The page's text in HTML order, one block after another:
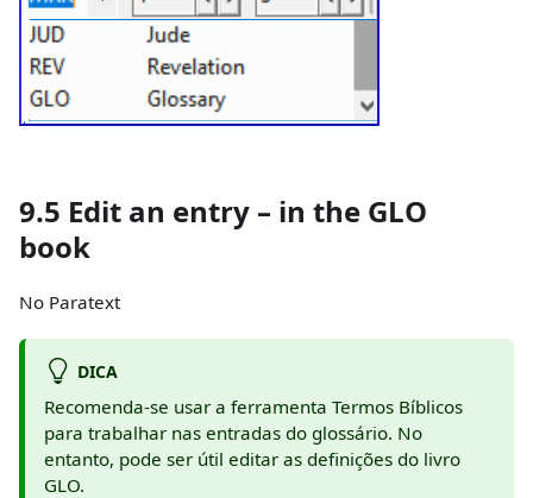
9.5 Edit an entry – in the GLO
book
No Paratext
DICA
Recomenda-se usar a ferramenta Termos Bíblicos
para trabalhar nas entradas do glossário. No
entanto, pode ser útil editar as definições do livro
GLO.